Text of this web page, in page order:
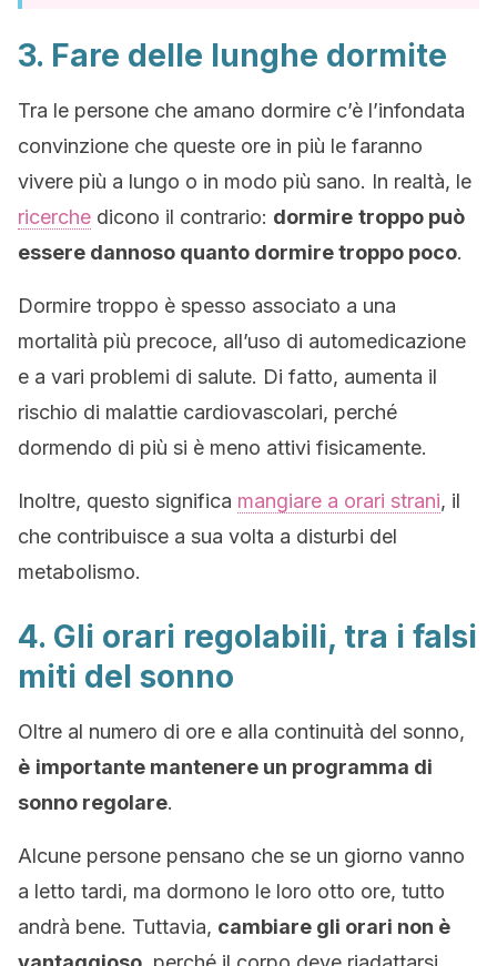
3. Fare delle lunghe dormite
Tra le persone che amano dormire c’è l’infondata
convinzione che queste ore in più le faranno
vivere più a lungo o in modo più sano. In realtà, le
ricerche dicono il contrario: dormire troppo può
essere dannoso quanto dormire troppo poco.
Dormire troppo è spesso associato a una
mortalità più precoce, all’uso di automedicazione
e a vari problemi di salute. Di fatto, aumenta il
rischio di malattie cardiovascolari, perché
dormendo di più si è meno attivi fisicamente.
Inoltre, questo significa mangiare a orari strani, il
che contribuisce a sua volta a disturbi del
metabolismo.
4. Gli orari regolabili, tra i falsi
miti del sonno
Oltre al numero di ore e alla continuità del sonno,
è importante mantenere un programma di
sonno regolare.
Alcune persone pensano che se un giorno vanno
a letto tardi, ma dormono le loro otto ore, tutto
andrà bene. Tuttavia, cambiare gli orari non è